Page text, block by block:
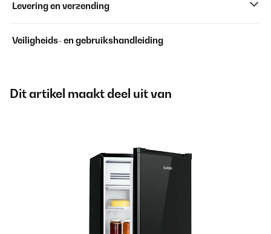
Levering en verzending
Veiligheids- en gebruikshandleiding
Dit artikel maakt deel uit van